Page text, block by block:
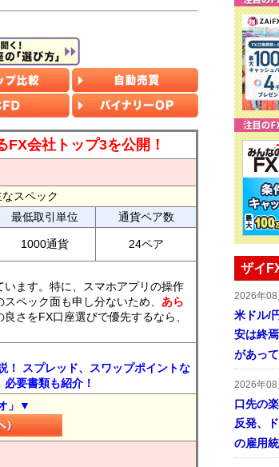
FX会社トップ3を公開！
スペック
最低取引単位
通貨ペア数
1000通貨 24ペア
ます。特に、スマホアプリの操作
ペック面も申し分ないため、 あら
さをFX口座選びで優先するなら、
！ スプレッド、スワップポイントな
要書類も紹介！
」▼
ザイ
2026年08
米ドル/
安は終
があっ
2026年08
口先の
反発、
の雇用